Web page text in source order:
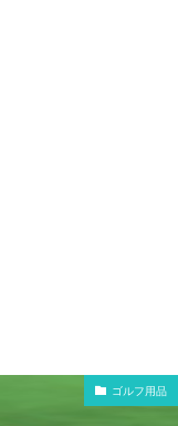
ゴルフ用品